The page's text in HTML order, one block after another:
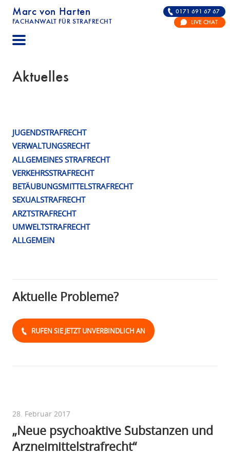
Marc von Harten
FACHANWALT FÜR STRAFRECHT
STRAFRECHT | RECHTSANWALT FÜR DIE
0171 691 67 67
LIVE CHAT
Aktuelles
Publikations
Schlagwort:
Arzneimittelstrafrecht
JUGENDSTRAFRECHT
VERWALTUNGSRECHT
ALLGEMEINES STRAFRECHT
VERKEHRSSTRAFRECHT
BETÄUBUNGSMITTELSTRAFRECHT
SEXUALSTRAFRECHT
ARZTSTRAFRECHT
UMWELTSTRAFRECHT
ALLGEMEIN
Aktuelle Probleme?
RUFEN SIE JETZT UNVERBINDLICH AN
28. Februar 2017
„Neue psychoaktive Substanzen und
Arzneimittelstrafrecht“